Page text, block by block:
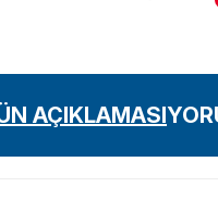
AÇIKLAMASI